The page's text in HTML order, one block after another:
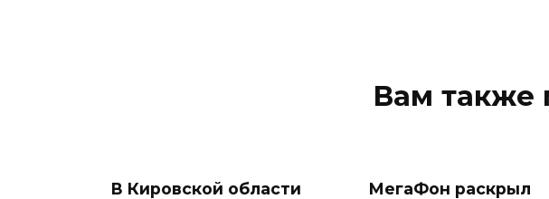
Вам также
В Кировской области
МегаФон раскрыл